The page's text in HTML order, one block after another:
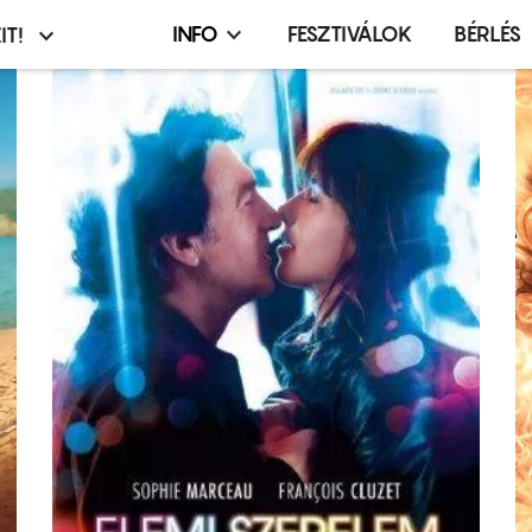
Infó,
esemény,
terembérlés
menü
INFO FESZTIVÁLOK BÉRLÉS